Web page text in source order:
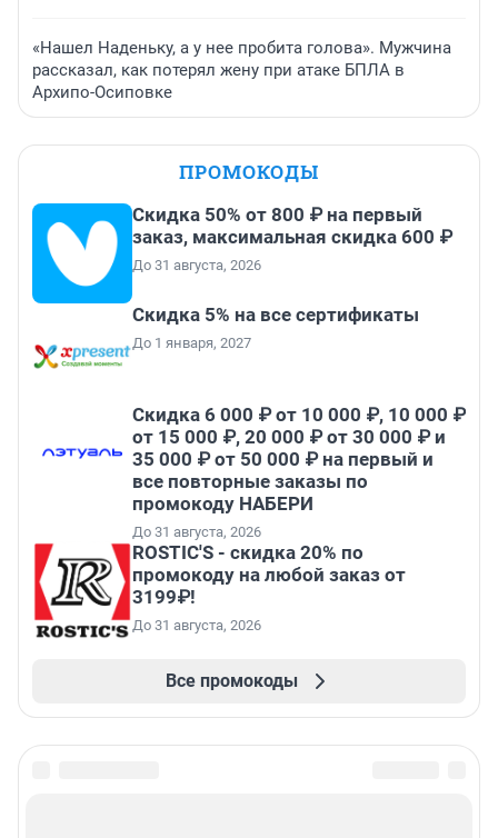
«Нашел Наденьку, а у нее пробита голова». Мужчина
рассказал, как потерял жену при атаке БПЛА в
Архипо-Осиповке
ПРОМОКОДЫ
Скидка 50% от 800 ₽ на первый
заказ, максимальная скидка 600 ₽
До 31 августа, 2026
Скидка 5% на все сертификаты
До 1 января, 2027
Скидка 6 000 ₽ от 10 000 ₽, 10 000 ₽
от 15 000 ₽, 20 000 ₽ от 30 000 ₽ и
35 000 ₽ от 50 000 ₽ на первый и
все повторные заказы по
промокоду НАБЕРИ
До 31 августа, 2026
ROSTIC'S - скидка 20% по
промокоду на любой заказ от
3199₽!
До 31 августа, 2026
Все промокоды